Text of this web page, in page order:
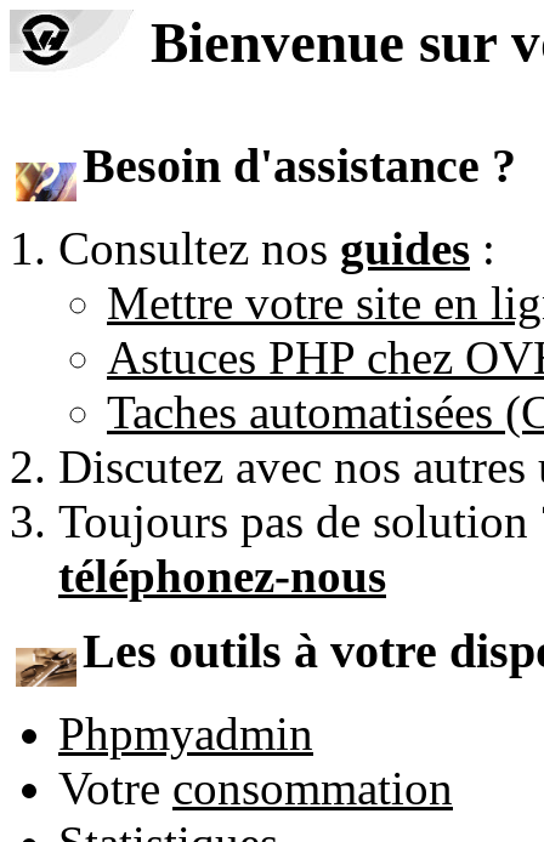
Bienvenue sur
Besoin d'assistance ?
Consultez nos guides :
Mettre votre site en
Astuces PHP chez
Taches automatisées
Discutez avec nos
Toujours pas de
téléphonez-nous
Les outils à votre
Phpmyadmin
Votre consommation